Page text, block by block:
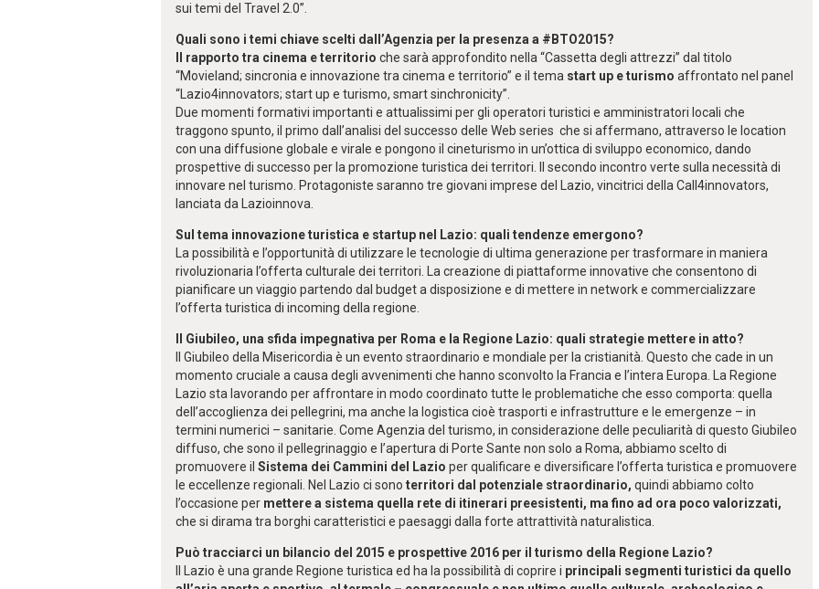
sui temi del Travel 2.0”.
Quali sono i temi chiave scelti dall’Agenzia per la presenza a #BTO2015?
Il rapporto tra cinema e territorio che sarà approfondito nella “Cassetta degli attrezzi” dal titolo
“Movieland; sincronia e innovazione tra cinema e territorio” e il tema start up e turismo affrontato nel panel
“Lazio4innovators; start up e turismo, smart sinchronicity”.
Due momenti formativi importanti e attualissimi per gli operatori turistici e amministratori locali che
traggono spunto, il primo dall’analisi del successo delle Web series che si affermano, attraverso le location
con una diffusione globale e virale e pongono il cineturismo in un’ottica di sviluppo economico, dando
prospettive di successo per la promozione turistica dei territori. Il secondo incontro verte sulla necessità di
innovare nel turismo. Protagoniste saranno tre giovani imprese del Lazio, vincitrici della Call4innovators,
lanciata da Lazioinnova.
Sul tema innovazione turistica e startup nel Lazio: quali tendenze emergono?
La possibilità e l’opportunità di utilizzare le tecnologie di ultima generazione per trasformare in maniera
rivoluzionaria l’offerta culturale dei territori. La creazione di piattaforme innovative che consentono di
pianificare un viaggio partendo dal budget a disposizione e di mettere in network e commercializzare
l’offerta turistica di incoming della regione.
Il Giubileo, una sfida impegnativa per Roma e la Regione Lazio: quali strategie mettere in atto?
Il Giubileo della Misericordia è un evento straordinario e mondiale per la cristianità. Questo che cade in un
momento cruciale a causa degli avvenimenti che hanno sconvolto la Francia e l’intera Europa. La Regione
Lazio sta lavorando per affrontare in modo coordinato tutte le problematiche che esso comporta: quella
dell’accoglienza dei pellegrini, ma anche la logistica cioè trasporti e infrastrutture e le emergenze – in
termini numerici – sanitarie. Come Agenzia del turismo, in considerazione delle peculiarità di questo Giubileo
diffuso, che sono il pellegrinaggio e l’apertura di Porte Sante non solo a Roma, abbiamo scelto di
promuovere il Sistema dei Cammini del Lazio per qualificare e diversificare l’offerta turistica e promuovere
le eccellenze regionali. Nel Lazio ci sono territori dal potenziale straordinario, quindi abbiamo colto
l’occasione per mettere a sistema quella rete di itinerari preesistenti, ma fino ad ora poco valorizzati,
che si dirama tra borghi caratteristici e paesaggi dalla forte attrattività naturalistica.
Può tracciarci un bilancio del 2015 e prospettive 2016 per il turismo della Regione Lazio?
Il Lazio è una grande Regione turistica ed ha la possibilità di coprire i principali segmenti turistici da quello